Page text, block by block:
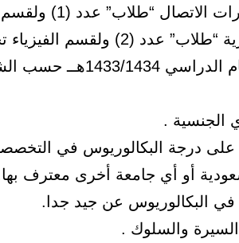
مهارات الاتصال تخصص مهارات الاتصال
الانجليزية تخصص لغة انجليزية “طلاب” عدد (2)
فيزياء ” طلاب ” عدد (1) للعام الدراسي
على درجة البكالوريوس في
أو أي جامعة أخرى معترف